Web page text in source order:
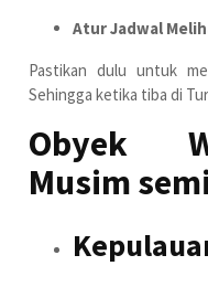
Atur Jadwal
Pastikan dulu untuk
Sehingga ketika tiba di
Obyek
Musim